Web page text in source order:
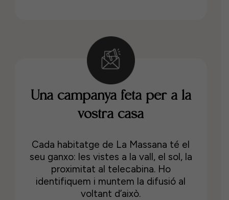
Una campanya feta per a la
vostra casa
Cada habitatge de La Massana té el
seu ganxo: les vistes a la vall, el sol, la
proximitat al telecabina. Ho
identifiquem i muntem la difusió al
voltant d’això.